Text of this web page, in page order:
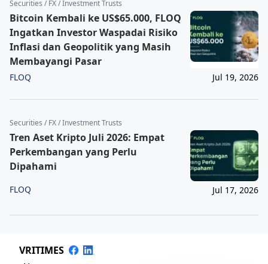
Securities / FX / Investment Trusts
Bitcoin Kembali ke US$65.000, FLOQ
Ingatkan Investor Waspadai Risiko
Inflasi dan Geopolitik yang Masih
Membayangi Pasar
FLOQ Jul 19, 2026
Securities / FX / Investment Trusts
Tren Aset Kripto Juli 2026: Empat
Perkembangan yang Perlu
Dipahami
FLOQ Jul 17, 2026
VRITIMES